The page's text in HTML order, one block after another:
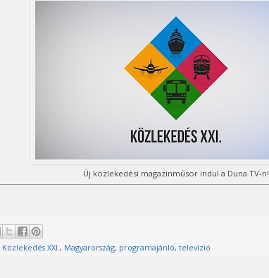
Új közlekedési magazinműsor indul a Duna TV-n!
Közlekedés XXI. , Magyarország, programajánló, televízió